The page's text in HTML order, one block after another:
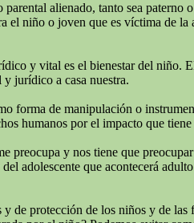
alienado, tanto sea paterno
el niño o joven que es víctima de
y vital es el bienestar del niño.
jurídico a casa nuestra.
forma de manipulación o
humanos por el impacto que
y nos tiene que
adolescente que acontecerá
de protección de los niños y de